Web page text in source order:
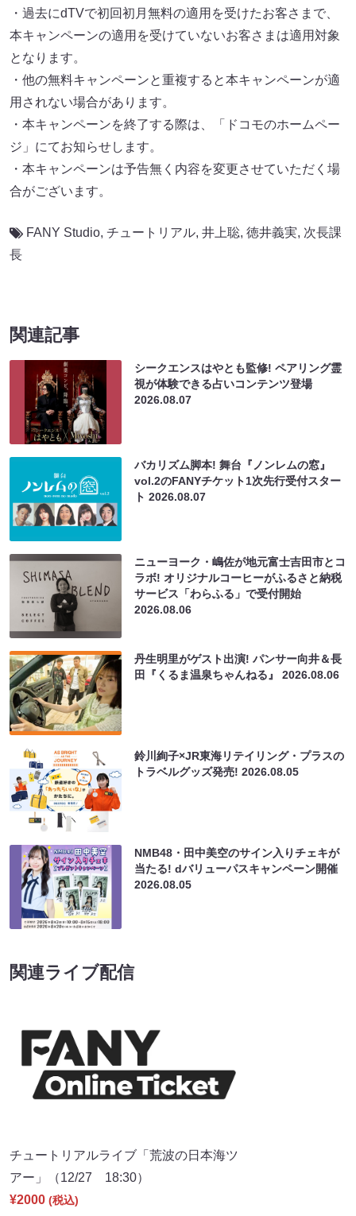
・過去にdTVで初回初月無料の適用を受けたお客さまで、
本キャンペーンの適用を受けていないお客さまは適用対象
となります。
・他の無料キャンペーンと重複すると本キャンペーンが適
用されない場合があります。
・本キャンペーンを終了する際は、「ドコモのホームペー
ジ」にてお知らせします。
・本キャンペーンは予告無く内容を変更させていただく場
合がございます。
FANY Studio, チュートリアル, 井上聡, 徳井義実, 次長課
長
関連記事
シークエンスはやとも監修! ペアリング霊
視が体験できる占いコンテンツ登場
2026.08.07
バカリズム脚本! 舞台『ノンレムの窓』
vol.2のFANYチケット1次先行受付スター
ト2026.08.07
ニューヨーク・嶋佐が地元富士吉田市とコ
ラボ! オリジナルコーヒーがふるさと納税
サービス「わらふる」で受付開始
2026.08.06
丹生明里がゲスト出演! パンサー向井＆長
田『くるま温泉ちゃんねる』2026.08.06
鈴川絢子×JR東海リテイリング・プラスの
トラベルグッズ発売!2026.08.05
NMB48・田中美空のサイン入りチェキが
当たる! dバリューパスキャンペーン開催
2026.08.05
関連ライブ配信
チュートリアルライブ「荒波の日本海ツ
アー」（12/27 18:30）
¥2000 (税込)